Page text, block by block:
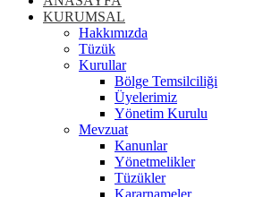
KURUMSAL
Hakkımızda
Tüzük
Kurullar
Bölge Temsilciliği
Üyelerimiz
Yönetim Kurulu
Mevzuat
Kanunlar
Yönetmelikler
Tüzükler
Kararnameler